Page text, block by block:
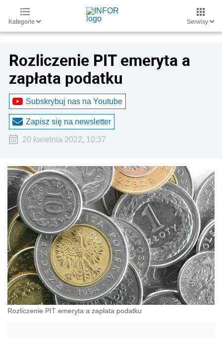
Kategorie Serwisy
Rozliczenie PIT emeryta a
zapłata podatku
Subskrybuj nas na Youtube
Zapisz się na newsletter
20 kwietnia 2022, 10:37
Rozliczenie PIT emeryta a zapłata podatku